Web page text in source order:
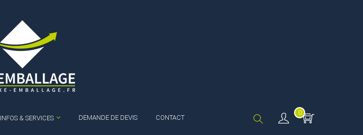
INFOS & SERVICES DEMANDE DE DEVIS CONTACT
0